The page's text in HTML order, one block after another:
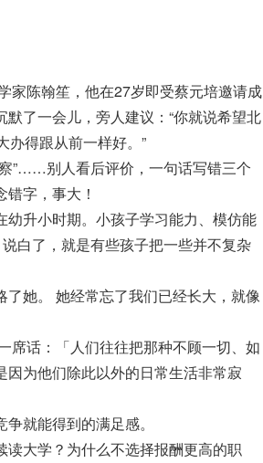
家陈翰笙，他在27岁即受蔡元培邀请成
了一会儿，旁人建议：“你就说希望北
办得跟从前一样好。”
”……别人看后评价，一句话写错三个
字，事大！
升小时期。小孩子学习能力、模仿能
白了，就是有些孩子把一些并不复杂
她。 她经常忘了我们已经长大，就像
席话：「人们往往把那种不顾一切、如
为他们除此以外的日常生活非常寂
就能得到的满足感。
大学？为什么不选择报酬更高的职